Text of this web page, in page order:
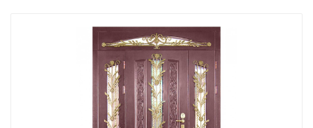
Установка входной
двери в готовый проем
от 3500
Демонтаж старой
деревянной двери
от 600